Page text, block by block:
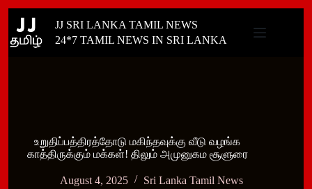
content
JJ SRI LANKA TAMIL NEWS
24*7 TAMIL NEWS IN SRI LANKA
உறுதிப்பத்திரத்தோடு மகிந்தவுக்கு வீடு வழங்க
காத்திருக்கும் மக்கள்! திலும் அமுனுகம சூளுரை
August 4, 2025 Sri Lanka Tamil News